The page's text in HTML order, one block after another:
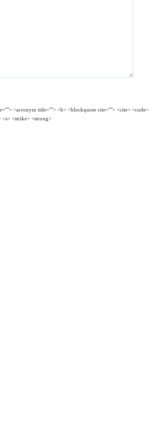
<acronym title=""> <b> <blockquote cite=""> <cite> <code>
<s> <strike> <strong>